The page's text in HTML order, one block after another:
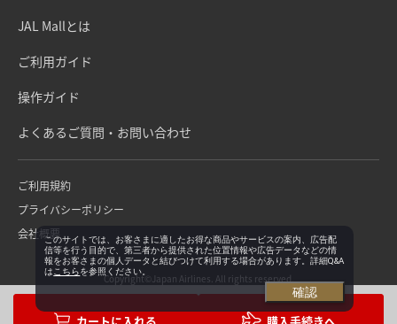
JAL Mallとは
ご利用ガイド
操作ガイド
よくあるご質問・お問い合わせ
ご利用規約
プライバシーポリシー
会社概要
Copyright©Japan Airlines. All rights reserved.
このサイトでは、お客さまに適したお得な商品やサービスの案内、広告配
信等を行う目的で、第三者から提供された位置情報や広告データなどの情
報をお客さまの個人データと結びつけて利用する場合があります。詳細Q&A
は こちらを参照ください。
確認